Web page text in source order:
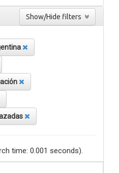
time: 0.001 seconds).